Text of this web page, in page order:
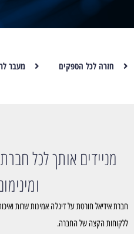
חזרה לכל הספקים מעבר
מניידים אותך לכל
חברת אידיאל חורטת על דיגלה אמינות שרות
ללקוחות הקצה של החברה.